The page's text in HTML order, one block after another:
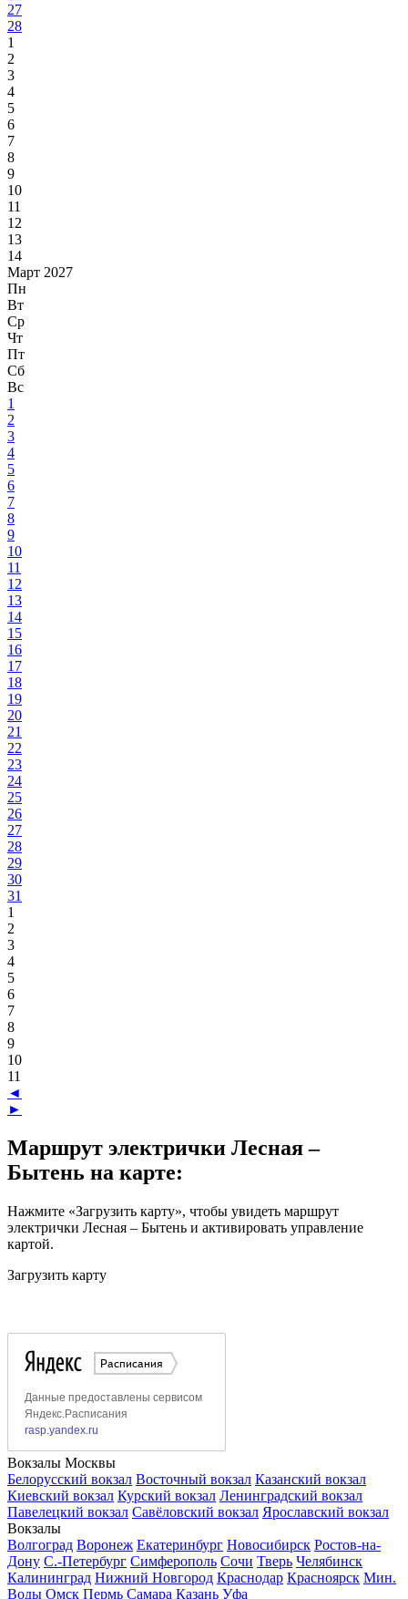
27
28
1
2
3
4
5
6
7
8
9
10
11
12
13
14
Март 2027
Пн
Вт
Ср
Чт
Пт
Сб
Вс
1
2
3
4
5
6
7
8
9
10
11
12
13
14
15
16
17
18
19
20
21
22
23
24
25
26
27
28
29
30
31
1
2
3
4
5
6
7
8
9
10
11
◄
►
Маршрут электрички Лесная –
Бытень на карте:
Нажмите «Загрузить карту», чтобы увидеть маршрут
электрички Лесная – Бытень и активировать управление
картой.
Загрузить карту
Вокзалы Москвы
Белорусский вокзал Восточный вокзал Казанский вокзал
Киевский вокзал Курский вокзал Ленинградский вокзал
Павелецкий вокзал Савёловский вокзал Ярославский вокзал
Вокзалы
Волгоград Воронеж Екатеринбург Новосибирск Ростов-на-
Дону С.-Петербург Симферополь Сочи Тверь Челябинск
Калининград Нижний Новгород Краснодар Красноярск Мин.
Воды Омск Пермь Самара Казань Уфа